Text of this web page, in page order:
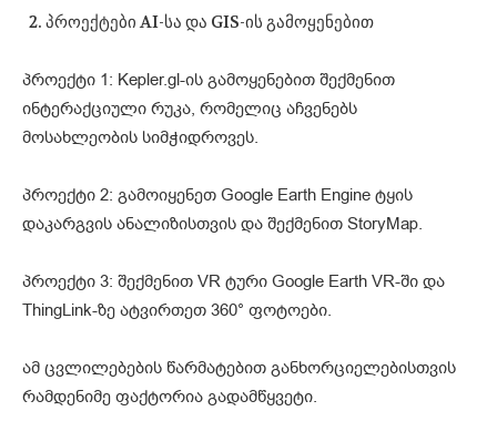
პროექტები AI-სა და GIS-ის გამოყენებით
პროექტი 1: Kepler.gl-ის გამოყენებით შექმენით
ინტერაქციული რუკა, რომელიც აჩვენებს
მოსახლეობის სიმჭიდროვეს.
პროექტი 2: გამოიყენეთ Google Earth Engine ტყის
დაკარგვის ანალიზისთვის და შექმენით StoryMap.
პროექტი 3: შექმენით VR ტური Google Earth VR-ში და
ThingLink-ზე ატვირთეთ 360° ფოტოები.
ამ ცვლილებების წარმატებით განხორციელებისთვის
რამდენიმე ფაქტორია გადამწყვეტი.